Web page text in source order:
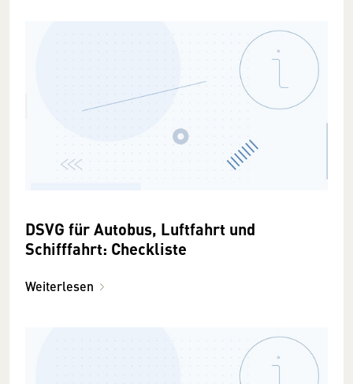
DSVG für Autobus, Luftfahrt und
Schifffahrt: Checkliste
Weiterlesen